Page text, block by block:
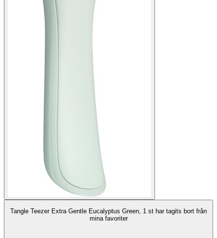
Tangle Teezer Extra Gentle Eucalyptus Green, 1 st har tagits bort från
mina favoriter